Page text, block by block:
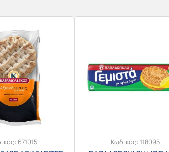
671015 Κωδικός: 118095